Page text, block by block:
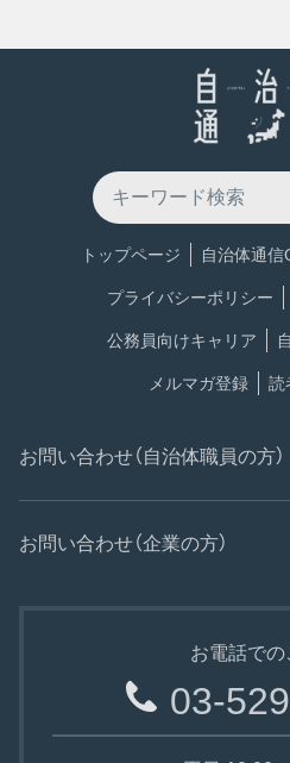
トップページ 自治体通信
プライバシーポリシー
公務員向けキャリア
メルマガ登録 読
お問い合わせ（自治体職員の方）
お問い合わせ（企業の方）
お電話での
03-